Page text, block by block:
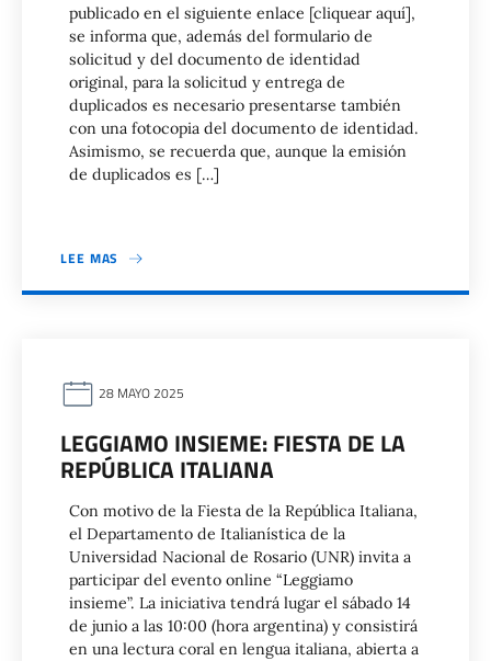
publicado en el siguiente enlace [cliquear aquí],
se informa que, además del formulario de
solicitud y del documento de identidad
original, para la solicitud y entrega de
duplicados es necesario presentarse también
con una fotocopia del documento de identidad.
Asimismo, se recuerda que, aunque la emisión
de duplicados es […]
LEE MAS
28 MAYO 2025
LEGGIAMO INSIEME: FIESTA DE LA
REPÚBLICA ITALIANA
Con motivo de la Fiesta de la República Italiana,
el Departamento de Italianística de la
Universidad Nacional de Rosario (UNR) invita a
participar del evento online “Leggiamo
insieme”. La iniciativa tendrá lugar el sábado 14
de junio a las 10:00 (hora argentina) y consistirá
en una lectura coral en lengua italiana, abierta a